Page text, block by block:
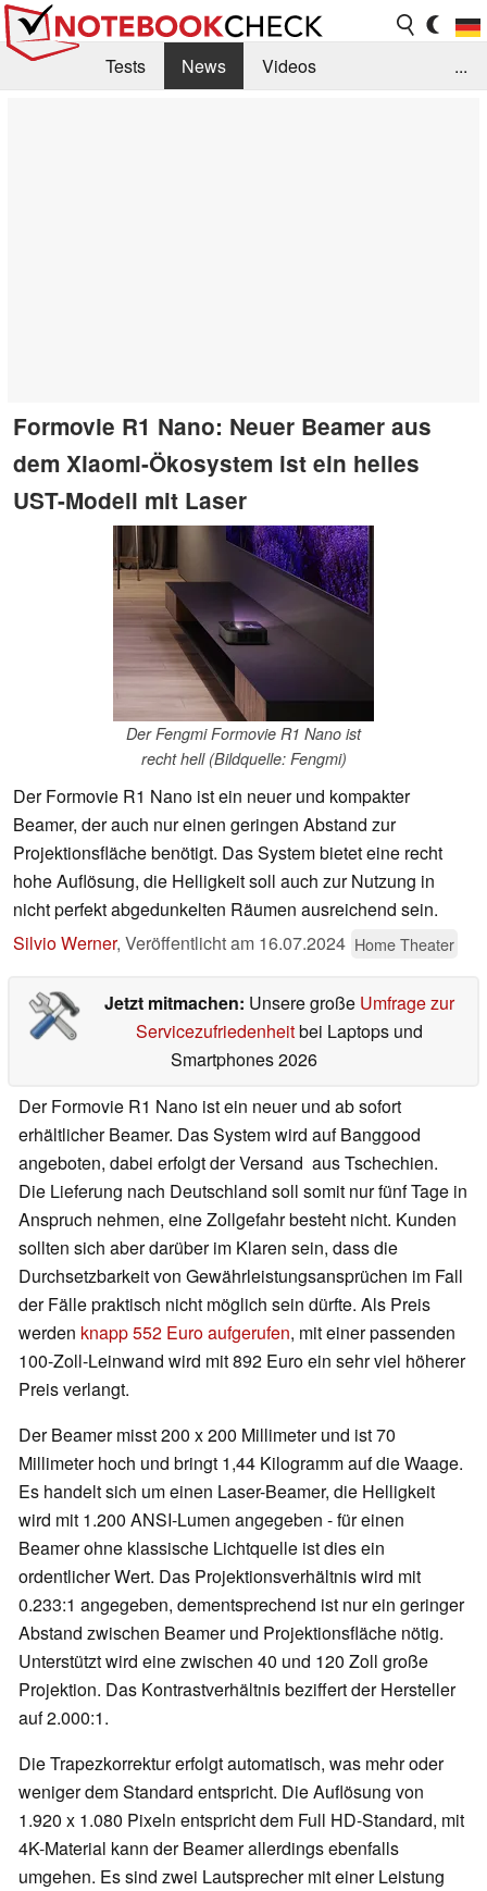
Tests News
Videos
...
Formovie R1 Nano: Neuer Beamer aus
dem Xiaomi-Ökosystem ist ein helles
UST-Modell mit Laser
Der Fengmi Formovie R1 Nano ist
recht hell (Bildquelle: Fengmi)
Der Formovie R1 Nano ist ein neuer und kompakter
Beamer, der auch nur einen geringen Abstand zur
Projektionsfläche benötigt. Das System bietet eine recht
hohe Auflösung, die Helligkeit soll auch zur Nutzung in
nicht perfekt abgedunkelten Räumen ausreichend sein.
Silvio Werner, Veröffentlicht am 16.07.2024 Home Theater
Jetzt mitmachen: Unsere große Umfrage zur
Servicezufriedenheitbei Laptops und
Smartphones 2026
Der Formovie R1 Nano ist ein neuer und ab sofort
erhältlicher Beamer. Das System wird auf Banggood
angeboten, dabei erfolgt der Versand aus Tschechien.
Die Lieferung nach Deutschland soll somit nur fünf Tage in
Anspruch nehmen, eine Zollgefahr besteht nicht. Kunden
sollten sich aber darüber im Klaren sein, dass die
Durchsetzbarkeit von Gewährleistungsansprüchen im Fall
der Fälle praktisch nicht möglich sein dürfte. Als Preis
werden knapp 552 Euro aufgerufen, mit einer passenden
100-Zoll-Leinwand wird mit 892 Euro ein sehr viel höherer
Preis verlangt.
Der Beamer misst 200 x 200 Millimeter und ist 70
Millimeter hoch und bringt 1,44 Kilogramm auf die Waage.
Es handelt sich um einen Laser-Beamer, die Helligkeit
wird mit 1.200 ANSI-Lumen angegeben - für einen
Beamer ohne klassische Lichtquelle ist dies ein
ordentlicher Wert. Das Projektionsverhältnis wird mit
0.233:1 angegeben, dementsprechend ist nur ein geringer
Abstand zwischen Beamer und Projektionsfläche nötig.
Unterstützt wird eine zwischen 40 und 120 Zoll große
Projektion. Das Kontrastverhältnis beziffert der Hersteller
auf 2.000:1.
Die Trapezkorrektur erfolgt automatisch, was mehr oder
weniger dem Standard entspricht. Die Auflösung von
1.920 x 1.080 Pixeln entspricht dem Full HD-Standard, mit
4K-Material kann der Beamer allerdings ebenfalls
umgehen. Es sind zwei Lautsprecher mit einer Leistung